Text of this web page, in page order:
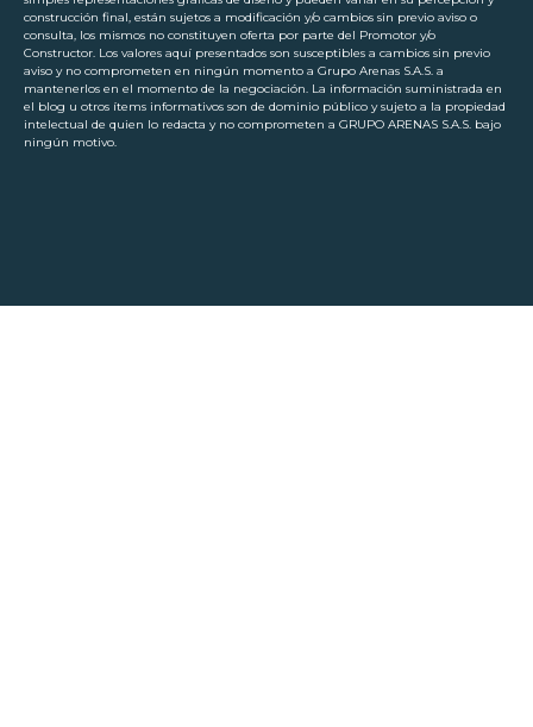
construcción final, están sujetos a modificación y/o cambios sin previo aviso o
consulta, los mismos no constituyen oferta por parte del Promotor y/o
Constructor. Los valores aquí presentados son susceptibles a cambios sin previo
aviso y no comprometen en ningún momento a Grupo Arenas S.A.S. a
mantenerlos en el momento de la negociación. La información suministrada en
el blog u otros ítems informativos son de dominio público y sujeto a la propiedad
intelectual de quien lo redacta y no comprometen a GRUPO ARENAS S.A.S. bajo
ningún motivo.